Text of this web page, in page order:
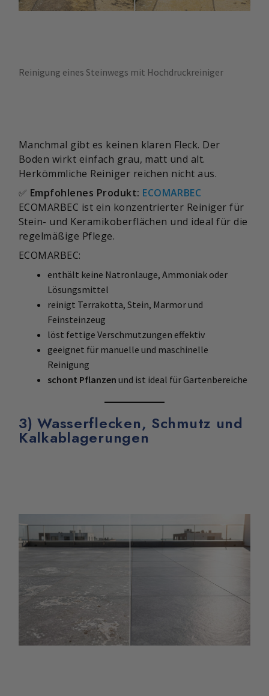
Reinigung eines Steinwegs mit Hochdruckreiniger
Manchmal gibt es keinen klaren Fleck. Der
Boden wirkt einfach grau, matt und alt.
Herkömmliche Reiniger reichen nicht aus.
✅ Empfohlenes Produkt: ECOMARBEC
ECOMARBEC ist ein konzentrierter Reiniger für
Stein- und Keramikoberflächen und ideal für die
regelmäßige Pflege.
ECOMARBEC:
enthält keine Natronlauge, Ammoniak oder
Lösungsmittel
reinigt Terrakotta, Stein, Marmor und
Feinsteinzeug
löst fettige Verschmutzungen effektiv
geeignet für manuelle und maschinelle
Reinigung
schont Pflanzen und ist ideal für Gartenbereiche
3) Wasserflecken, Schmutz und
Kalkablagerungen